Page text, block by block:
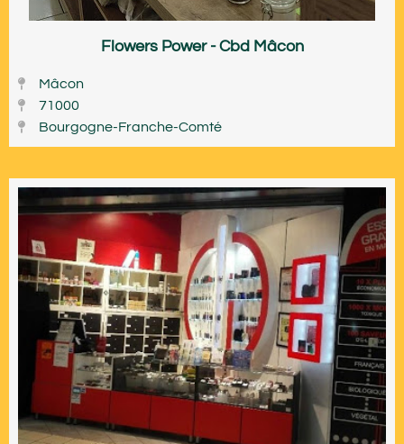
Flowers Power - Cbd Mâcon
Mâcon
71000
Bourgogne-Franche-Comté